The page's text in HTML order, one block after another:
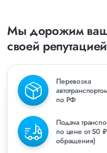
Мы дорожим
своей репутацией
Перевозка
по РФ
Подача
по цене от 50
обращения)